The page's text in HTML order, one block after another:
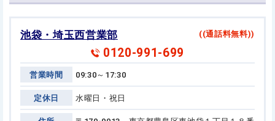
池袋・埼玉西営業部 ((通話料無料))
0120-991-699
営業時間 09:30～17:30
定休日 水曜日・祝日